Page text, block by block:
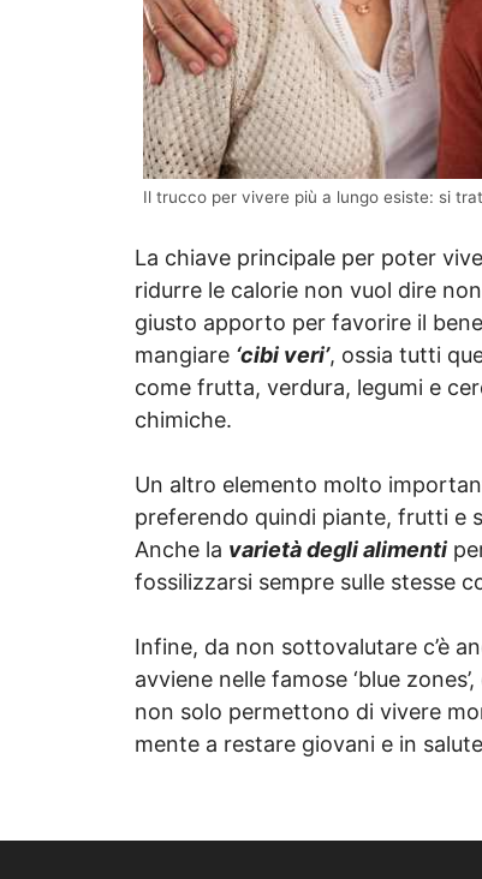
Il trucco per vivere più a lungo esiste: si
La chiave principale per poter
ridurre le calorie non vuol dire
giusto apporto per favorire il
mangiare ‘cibi veri’, ossia tutti
come frutta, verdura, legumi e
chimiche.
Un altro elemento molto
preferendo quindi piante, frutti e
Anche la varietà degli alimenti
fossilizzarsi sempre sulle stesse
Infine, da non sottovalutare c’è
avviene nelle famose ‘blue
non solo permettono di vivere
mente a restare giovani e in